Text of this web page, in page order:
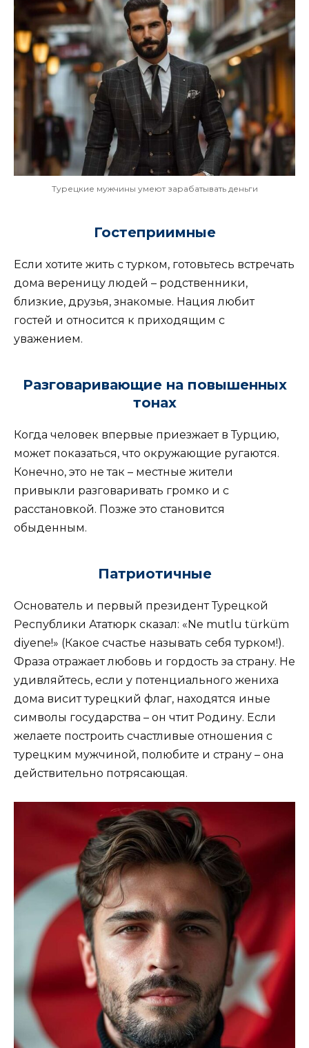
Турецкие мужчины умеют зарабатывать деньги
Гостеприимные
Если хотите жить с турком, готовьтесь встречать
дома вереницу людей – родственники,
близкие, друзья, знакомые. Нация любит
гостей и относится к приходящим с
уважением.
Разговаривающие на повышенных
тонах
Когда человек впервые приезжает в Турцию,
может показаться, что окружающие ругаются.
Конечно, это не так – местные жители
привыкли разговаривать громко и с
расстановкой. Позже это становится
обыденным.
Патриотичные
Основатель и первый президент Турецкой
Республики Ататюрк сказал: «Ne mutlu türküm
diyene!» (Какое счастье называть себя турком!).
Фраза отражает любовь и гордость за страну. Не
удивляйтесь, если у потенциального жениха
дома висит турецкий флаг, находятся иные
символы государства – он чтит Родину. Если
желаете построить счастливые отношения с
турецким мужчиной, полюбите и страну – она
действительно потрясающая.